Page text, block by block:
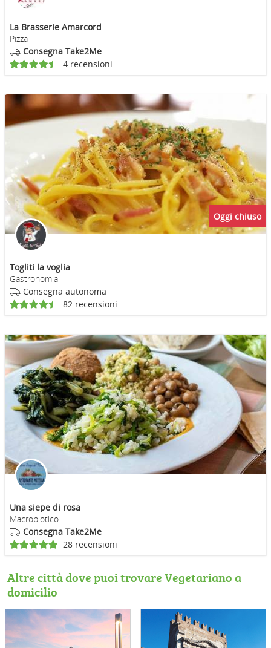
La Brasserie Amarcord
Pizza
Consegna Take2Me
4 recensioni
Oggi chiuso
Togliti la voglia
Gastronomia
Consegna autonoma
82 recensioni
Una siepe di rosa
Macrobiotico
Consegna Take2Me
28 recensioni
Altre città dove puoi trovare Vegetariano a
domicilio